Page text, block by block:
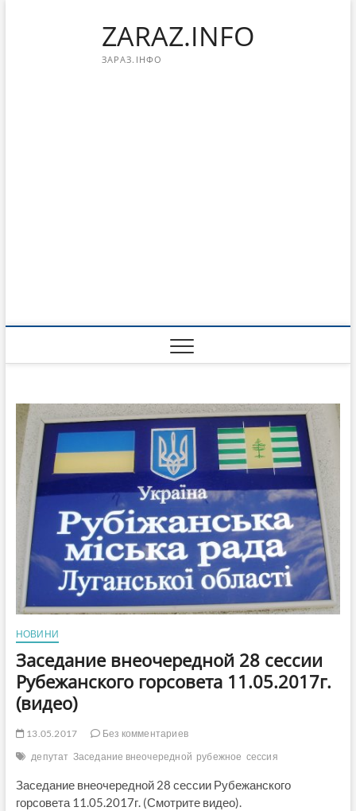
ZARAZ.INFO
ЗАРАЗ.ІНФО
НОВИНИ
Заседание внеочередной 28 сессии
Рубежанского горсовета 11.05.2017г.
(видео)
13.05.2017
Без комментариев
депутат Заседание внеочередной рубежное сессия
Заседание внеочередной 28 сессии Рубежанского
горсовета 11.05.2017г. (Смотрите видео).